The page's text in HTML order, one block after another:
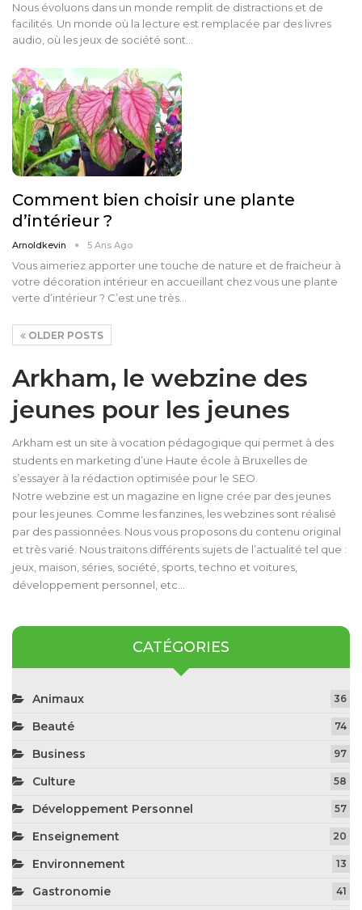
Nous évoluons dans un monde remplit de distractions et de
facilités. Un monde où la lecture est remplacée par des livres
audio, où les jeux de société sont…
Comment bien choisir une plante
d’intérieur ?
Arnoldkevin 5 Ans Ago
Vous aimeriez apporter une touche de nature et de fraicheur à
votre décoration intérieur en accueillant chez vous une plante
verte d’intérieur ? C’est une très…
OLDER POSTS
Arkham, le webzine des
jeunes pour les jeunes
Arkham est un site à vocation pédagogique qui permet à des
students en marketing d’une Haute école à Bruxelles de
s’essayer à la rédaction optimisée pour le SEO.
Notre webzine est un magazine en ligne crée par des jeunes
pour les jeunes. Comme les fanzines, les webzines sont réalisé
par des passionnées. Nous vous proposons du contenu original
et très varié. Nous traitons différents sujets de l’actualité tel que :
jeux, maison, séries, société, sports, techno et voitures,
développement personnel, etc…
CATÉGORIES
Animaux 36
Beauté 74
Business 97
Culture 58
Développement Personnel 57
Enseignement 20
Environnement 13
Gastronomie 41